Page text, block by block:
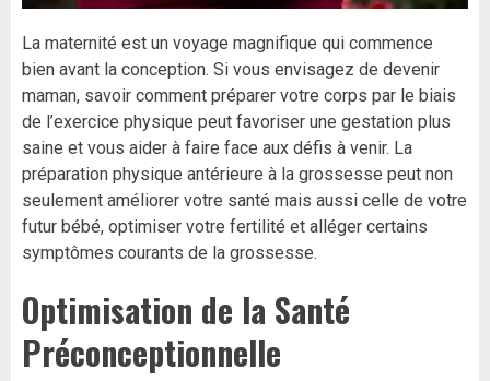
La maternité est un voyage magnifique qui commence
bien avant la conception. Si vous envisagez de devenir
maman, savoir comment préparer votre corps par le biais
de l’exercice physique peut favoriser une gestation plus
saine et vous aider à faire face aux défis à venir. La
préparation physique antérieure à la grossesse peut non
seulement améliorer votre santé mais aussi celle de votre
futur bébé, optimiser votre fertilité et alléger certains
symptômes courants de la grossesse.
Optimisation de la Santé
Préconceptionnelle